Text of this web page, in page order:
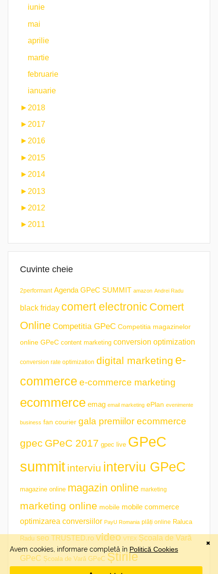
iunie
mai
aprilie
martie
februarie
ianuarie
► 2018
► 2017
►2016
► 2015
► 2014
► 2013
► 2012
► 2011
Cuvinte cheie
2performant Agenda GPeC SUMMIT amazon Andrei Radu
black friday comert electronic Comert
Online Competitia GPeC Competitia magazinelor
online GPeC content marketing conversion optimization
conversion rate optimization digital marketing e-
commerce e-commerce marketing
ecommerce emag email marketing ePlan evenimente
business fan courier gala premiilor ecommerce
gpec GPeC 2017 gpec live GPeC
summit interviu interviu GPeC
magazine online magazin online marketing
marketing online mobile mobile commerce
optimizarea conversiilor PayU Romania plăți online Raluca
Radu seo TRUSTED.ro video VTEX Școala de Vară
GPeC Școala de Vară GPeC Știrile